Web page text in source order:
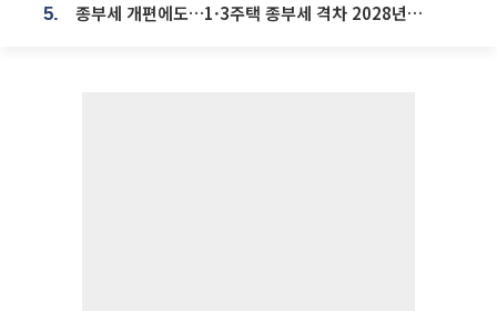
5. 종부세 개편에도…1·3주택 종부세 격차 2028년부터 확대